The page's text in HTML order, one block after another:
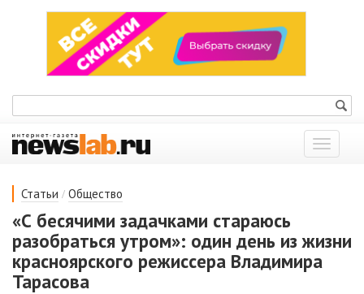
Показать
меню
Статьи / Общество
«С бесячими задачками стараюсь
разобраться утром»: один день из жизни
красноярского режиссера Владимира
Тарасова